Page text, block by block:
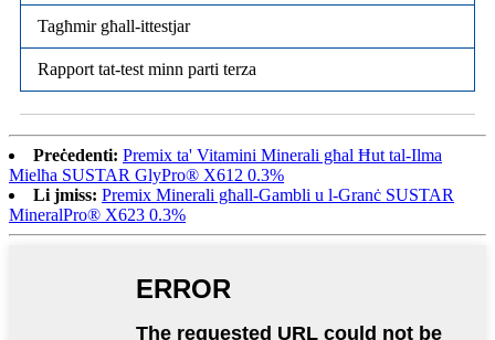
Tagħmir għall-ittestjar
Rapport tat-test minn parti terza
Preċedenti: Premix ta' Vitamini Minerali għal Ħut tal-Ilma
Mielħa SUSTAR GlyPro® X612 0.3%
Li jmiss: Premix Minerali għall-Gambli u l-Granċ SUSTAR
MineralPro® X623 0.3%